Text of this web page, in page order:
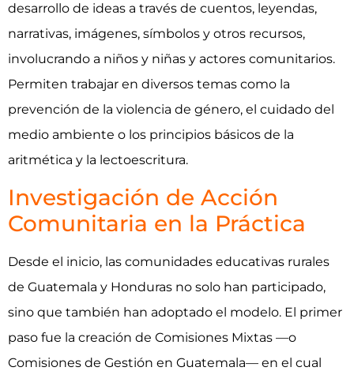
desarrollo de ideas a través de cuentos, leyendas,
narrativas, imágenes, símbolos y otros recursos,
involucrando a niños y niñas y actores comunitarios.
Permiten trabajar en diversos temas como la
prevención de la violencia de género, el cuidado del
medio ambiente o los principios básicos de la
aritmética y la lectoescritura.
Investigación de Acción
Comunitaria en la Práctica
Desde el inicio, las comunidades educativas rurales
de Guatemala y Honduras no solo han participado,
sino que también han adoptado el modelo. El primer
paso fue la creación de Comisiones Mixtas —o
Comisiones de Gestión en Guatemala— en el cual